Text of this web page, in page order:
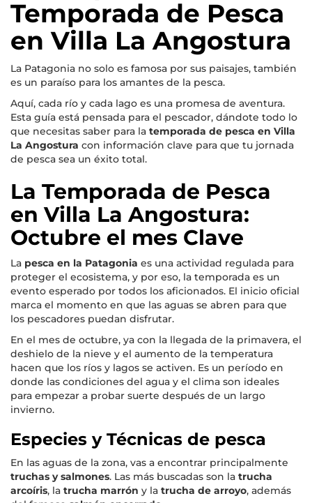
Temporada de Pesca
en Villa La Angostura
La Patagonia no solo es famosa por sus paisajes, también
es un paraíso para los amantes de la pesca.
Aquí, cada río y cada lago es una promesa de aventura.
Esta guía está pensada para el pescador, dándote todo lo
que necesitas saber para la temporada de pesca en Villa
La Angostura con información clave para que tu jornada
de pesca sea un éxito total.
La Temporada de Pesca
en Villa La Angostura:
Octubre el mes Clave
La pesca en la Patagonia es una actividad regulada para
proteger el ecosistema, y por eso, la temporada es un
evento esperado por todos los aficionados. El inicio oficial
marca el momento en que las aguas se abren para que
los pescadores puedan disfrutar.
En el mes de octubre, ya con la llegada de la primavera, el
deshielo de la nieve y el aumento de la temperatura
hacen que los ríos y lagos se activen. Es un período en
donde las condiciones del agua y el clima son ideales
para empezar a probar suerte después de un largo
invierno.
Especies y Técnicas de pesca
En las aguas de la zona, vas a encontrar principalmente
truchas y salmones. Las más buscadas son la trucha
arcoíris, la trucha marrón y la trucha de arroyo, además